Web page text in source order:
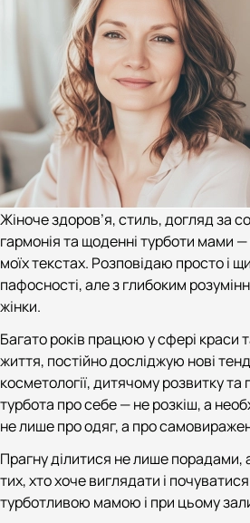
Жіноче здоров’я, стиль, догляд за
гармонія та щоденні турботи мами
моїх текстах. Розповідаю просто і
пафосності, але з глибоким
жінки.
Багато років працюю у сфері краси
життя, постійно досліджую нові
косметології, дитячому розвитку та
турбота про себе — не розкіш, а
не лише про одяг, а про
Прагну ділитися не лише порадами,
тих, хто хоче виглядати і
турботливою мамою і при цьому